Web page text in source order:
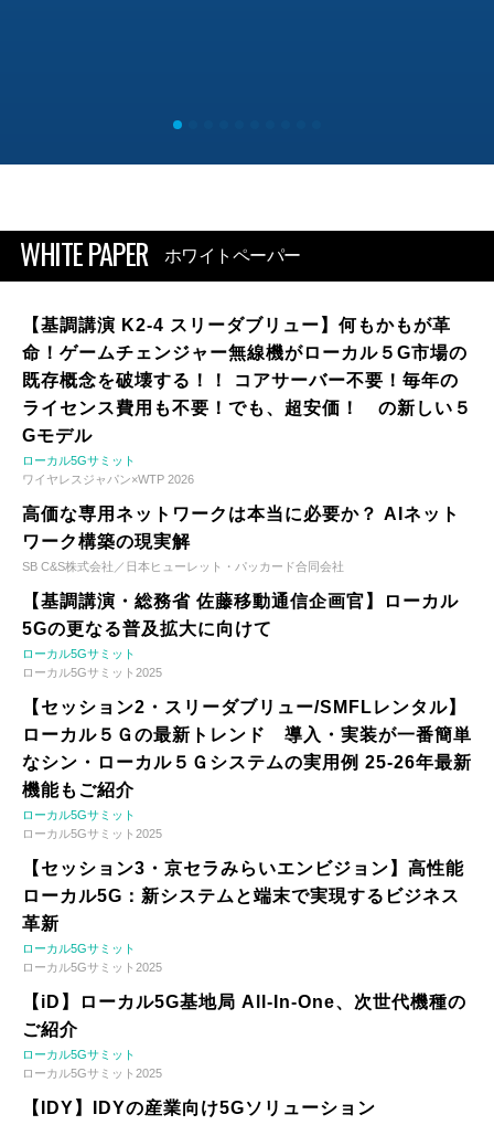
WHITE PAPER ホワイトペーパー
【基調講演 K2-4 スリーダブリュー】何もかもが革
命！ゲームチェンジャー無線機がローカル５G市場の
既存概念を破壊する！！ コアサーバー不要！毎年の
ライセンス費用も不要！でも、超安価！ の新しい５
Gモデル
ローカル5Gサミット
ワイヤレスジャパン×WTP 2026
高価な専用ネットワークは本当に必要か？ AIネット
ワーク構築の現実解
SB C&S株式会社／日本ヒューレット・パッカード合同会社
【基調講演・総務省 佐藤移動通信企画官】ローカル
5Gの更なる普及拡大に向けて
ローカル5Gサミット
ローカル5Gサミット2025
【セッション2・スリーダブリュー/SMFLレンタル】
ローカル５Ｇの最新トレンド 導入・実装が一番簡単
なシン・ローカル５Ｇシステムの実用例 25-26年最新
機能もご紹介
ローカル5Gサミット
ローカル5Gサミット2025
【セッション3・京セラみらいエンビジョン】高性能
ローカル5G：新システムと端末で実現するビジネス
革新
ローカル5Gサミット
ローカル5Gサミット2025
【iD】ローカル5G基地局 All-In-One、次世代機種の
ご紹介
ローカル5Gサミット
ローカル5Gサミット2025
【IDY】IDYの産業向け5Gソリューション